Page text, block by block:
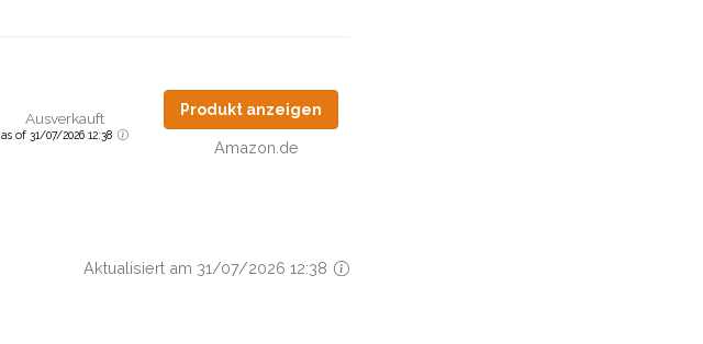
Ausverkauft
as of 31/07/2026 12:38
Produkt anzeigen
Amazon.de
Aktualisiert am 31/07/2026 12:38